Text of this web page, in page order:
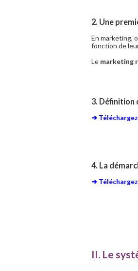
2. Une
En marketing,
fonction de
Le marketing
3. Définition
➜
4. La
➜
II. Le